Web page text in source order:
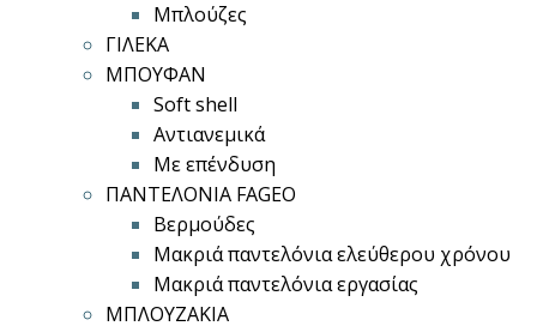
Μπλούζες
ΓΙΛΕΚΑ
ΜΠΟΥΦΑΝ
Soft shell
Αντιανεμικά
Με επένδυση
ΠΑΝΤΕΛΟΝΙΑ FAGEO
Βερμούδες
Μακριά παντελόνια ελεύθερου χρόνου
Μακριά παντελόνια εργασίας
ΜΠΛΟΥΖΑΚΙΑ